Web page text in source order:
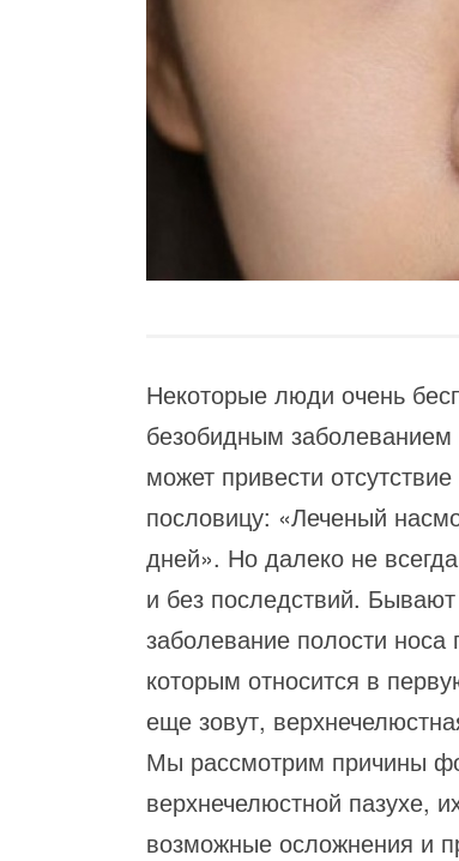
Некоторые люди очень
безобидным
может привести
пословицу: «Леченый
дней». Но далеко не
и без последствий.
заболевание полости носа
которым относится в
еще зовут,
Мы рассмотрим причины
верхнечелюстной пазухе,
возможные осложнения и